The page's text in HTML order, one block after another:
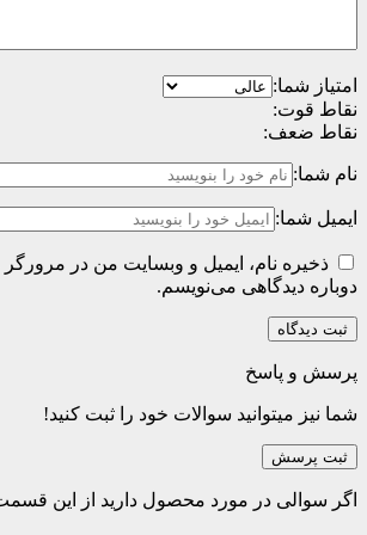
امتیاز شما:
نقاط قوت:
نقاط ضعف:
نام شما:
ایمیل شما:
ذخیره نام، ایمیل و وبسایت من در مرورگر
دوباره دیدگاهی می‌نویسم.
پرسش و پاسخ
شما نیز میتوانید سوالات خود را ثبت کنید!
ثبت پرسش
اگر سوالی در مورد محصول دارید از این